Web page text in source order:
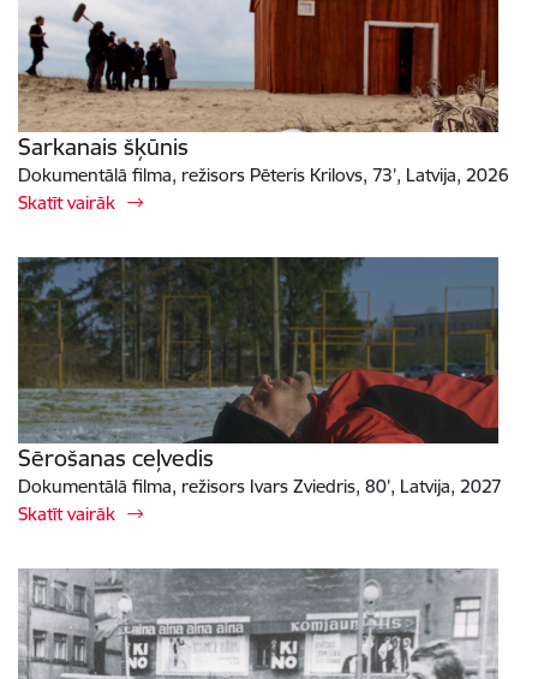
Sarkanais šķūnis
Dokumentālā filma, režisors Pēteris Krilovs, 73’, Latvija, 2026
Skatīt vairāk
Sērošanas ceļvedis
Dokumentālā filma, režisors Ivars Zviedris, 80’, Latvija, 2027
Skatīt vairāk